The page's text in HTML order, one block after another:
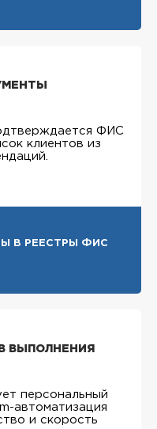
ФИС
клиентов из
В РЕЕСТРЫ ФИС
ВЫПОЛНЕНИЯ
персональный
автоматизация
и скорость